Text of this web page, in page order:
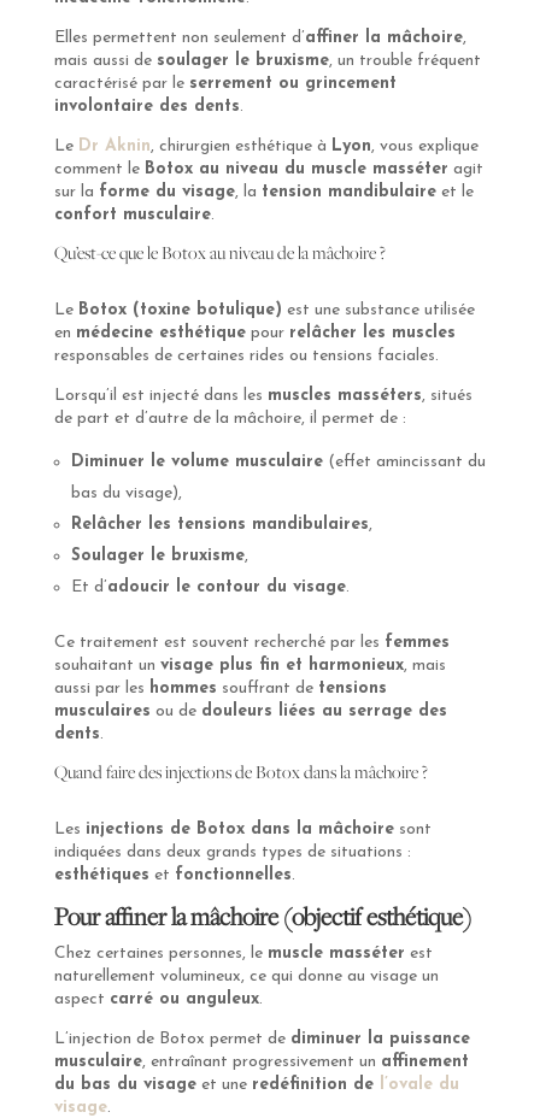
Elles permettent non seulement d’affiner la mâchoire,
mais aussi de soulager le bruxisme, un trouble fréquent
caractérisé par le serrement ou grincement
involontaire des dents.
Le Dr Aknin, chirurgien esthétique à Lyon, vous explique
comment le Botox au niveau du muscle masséter agit
sur la forme du visage, la tension mandibulaireet le
confort musculaire.
Qu’est-ce que le Botox au niveau de la mâchoire ?
Le Botox (toxine botulique) est une substance utilisée
en médecine esthétiquepour relâcher les muscles
responsables de certaines rides ou tensions faciales.
Lorsqu’il est injecté dans les muscles masséters, situés
de part et d’autre de la mâchoire, il permet de :
Diminuer le volume musculaire(effet amincissant du
bas du visage),
Relâcher les tensions mandibulaires,
Soulager le bruxisme,
Et d’adoucir le contour du visage.
Ce traitement est souvent recherché par les femmes
souhaitant un visage plus fin et harmonieux, mais
aussi par les hommes souffrant de tensions
musculaires ou de douleurs liées au serrage des
dents.
Quand faire des injections de Botox dans la mâchoire ?
Les injections de Botox dans la mâchoiresont
indiquées dans deux grands types de situations :
esthétiques et fonctionnelles.
Pour affiner la mâchoire (objectif esthétique)
Chez certaines personnes, le muscle masséter est
naturellement volumineux, ce qui donne au visage un
aspect carré ou anguleux.
L’injection de Botox permet de diminuer la puissance
musculaire, entraînant progressivement un affinement
du bas du visageet une redéfinition de
l’ovale du
visage.